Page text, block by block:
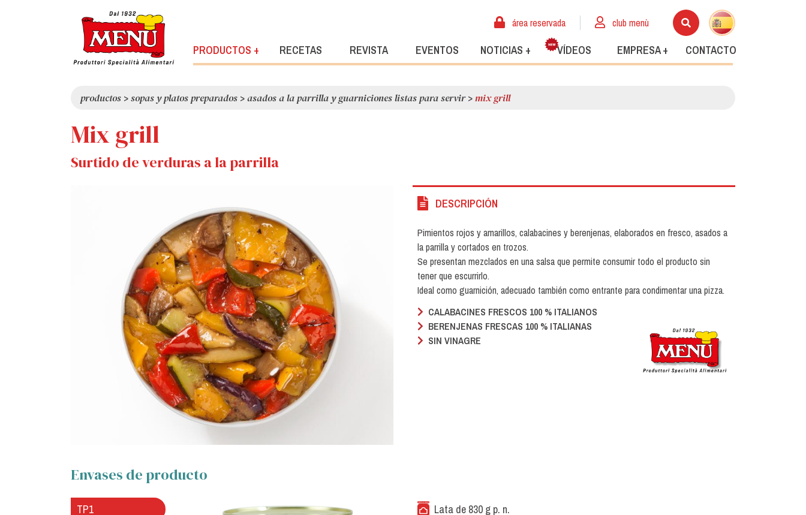
área reservada club menù
PRODUCTOS + RECETAS REVISTA EVENTOS NOTICIAS + VÍDEOS EMPRESA + CONTACTO
productos >sopas y platos preparados >asados a la parrilla y guarniciones listas para servir>mix grill
Mix grill
Surtido de verduras a la parrilla
DESCRIPCIÓN
Pimientos rojos y amarillos, calabacines y berenjenas, elaborados en fresco, asados a
la parrilla y cortados en trozos.
Se presentan mezclados en una salsa que permite consumir todo el producto sin
tener que escurrirlo.
Ideal como guarnición, adecuado también como entrante para condimentar una pizza.
CALABACINES FRESCOS 100 % ITALIANOS
BERENJENAS FRESCAS 100 % ITALIANAS
SIN VINAGRE
Envases de producto
TP1 Lata de 830 g p. n.